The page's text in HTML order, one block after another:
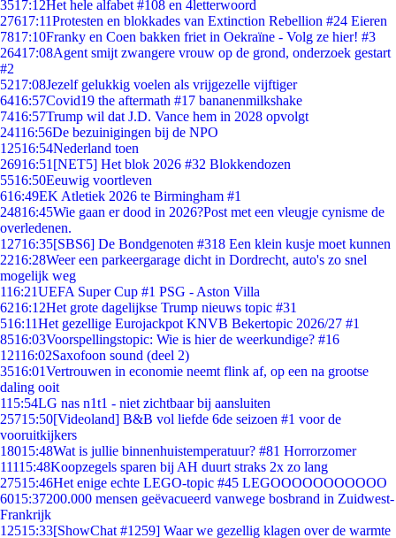
3517:12Het hele alfabet #108 en 4letterwoord
27617:11Protesten en blokkades van Extinction Rebellion #24 Eieren
7817:10Franky en Coen bakken friet in Oekraïne - Volg ze hier! #3
26417:08Agent smijt zwangere vrouw op de grond, onderzoek gestart
#2
5217:08Jezelf gelukkig voelen als vrijgezelle vijftiger
6416:57Covid19 the aftermath #17 bananenmilkshake
7416:57Trump wil dat J.D. Vance hem in 2028 opvolgt
24116:56De bezuinigingen bij de NPO
12516:54Nederland toen
26916:51 [NET5] Het blok 2026 #32 Blokkendozen
5516:50Eeuwig voortleven
616:49EK Atletiek 2026 te Birmingham #1
24816:45Wie gaan er dood in 2026?Post met een vleugje cynisme de
overledenen.
12716:35[SBS6] De Bondgenoten #318 Een klein kusje moet kunnen
2216:28Weer een parkeergarage dicht in Dordrecht, auto's zo snel
mogelijk weg
116:21UEFA Super Cup #1 PSG - Aston Villa
6216:12Het grote dagelijkse Trump nieuws topic #31
516:11Het gezellige Eurojackpot KNVB Bekertopic 2026/27 #1
8516:03Voorspellingstopic: Wie is hier de weerkundige? #16
12116:02Saxofoon sound (deel 2)
3516:01Vertrouwen in economie neemt flink af, op een na grootse
daling ooit
115:54LG nas n1t1 - niet zichtbaar bij aansluiten
25715:50[Videoland] B&B vol liefde 6de seizoen #1 voor de
vooruitkijkers
18015:48Wat is jullie binnenhuistemperatuur? #81 Horrorzomer
11115:48Koopzegels sparen bij AH duurt straks 2x zo lang
27515:46Het enige echte LEGO-topic #45 LEGOOOOOOOOOOO
6015:37200.000 mensen geëvacueerd vanwege bosbrand in Zuidwest-
Frankrijk
12515:33[ShowChat #1259] Waar we gezellig klagen over de warmte